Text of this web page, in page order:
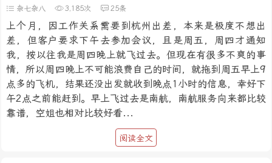
杂七杂八 3,185次 25条
上个月，因工作关系需要到杭州出差，本来是极度不想出
差，但客户要求下午去参加会议，且是周五，周四才通知
我，按以往我是周四晚上就飞过去。但现在有很多不爽的事
情，所以周四晚上不可能浪费自己的时间，就拖到周五早上9
点多的飞机，结果还没出发就收到晚点1小时的信息，幸好下
午2点之前能赶到。早上飞过去是南航，南航服务向来都比较
靠谱，空姐也相对比较好看...
阅读全文